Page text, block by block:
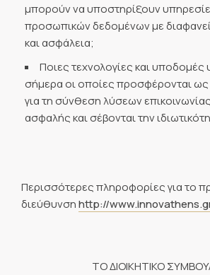
μπορούν να υποστηρίξουν
προσωπικών δεδομένων με
και ασφάλεια;
Ποιες τεχνολογίες και
σήμερα οι οποίες προσφέρονται ως
για τη σύνθεση λύσεων
ασφαλής και σέβονται την
Περισσότερες πληροφορίες για το
διεύθυνσηhttp://
ΤΟ ΔΙΟΙΚΗΤΙΚΟ